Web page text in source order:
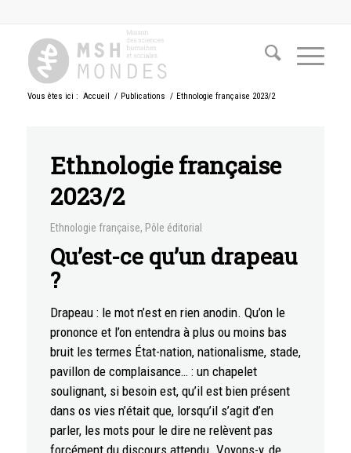
Vous êtes ici : Accueil / Publications / Ethnologie française 2023/2
Ethnologie française
2023/2
Ethnologie française, Pôle éditorial
Qu’est-ce qu’un drapeau
?
Drapeau : le mot n’est en rien anodin. Qu’on le
prononce et l’on entendra à plus ou moins bas
bruit les termes État-nation, nationalisme, stade,
pavillon de complaisance… : un chapelet
soulignant, si besoin est, qu’il est bien présent
dans os vies n’était que, lorsqu’il s’agit d’en
parler, les mots pour le dire ne relèvent pas